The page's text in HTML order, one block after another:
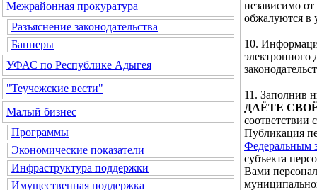
Межрайонная прокуратура
Разъяснение законодательства
Баннеры
УФАС по Республике Адыгея
"Теучежские вести"
Малый бизнес
Программы
Экономические показатели
Инфраструктура поддержки
Имущественная поддержка
независимо
обжалуются в
10.
электронного
11. Заполнив
ДАЁТЕ
соответствии
Публикация
Федеральным
субъекта
Вами